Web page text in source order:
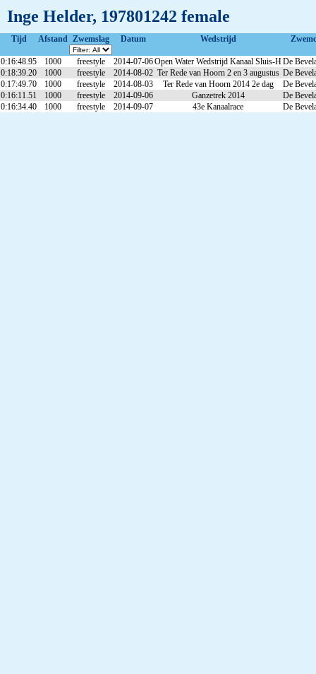
Inge Helder, 197801242 female
Tijd Afstand Zwemslag Datum Wedstrijd
0:16:48.95 1000 freestyle 2014-07-06Open Water Wedstrijd Kanaal Sluis-HDe
0:18:39.20
1000 freestyle 2014-08-02 Ter Rede van Hoorn 2 en 3 augustus De
0:17:49.70
1000 freestyle 2014-08-03 Ter Rede van Hoorn 2014 2e dag
De
0:16:11.51
1000 freestyle 2014-09-06 Ganzetrek 2014
De
0:16:34.40
1000 freestyle 2014-09-07 43e Kanaalrace De